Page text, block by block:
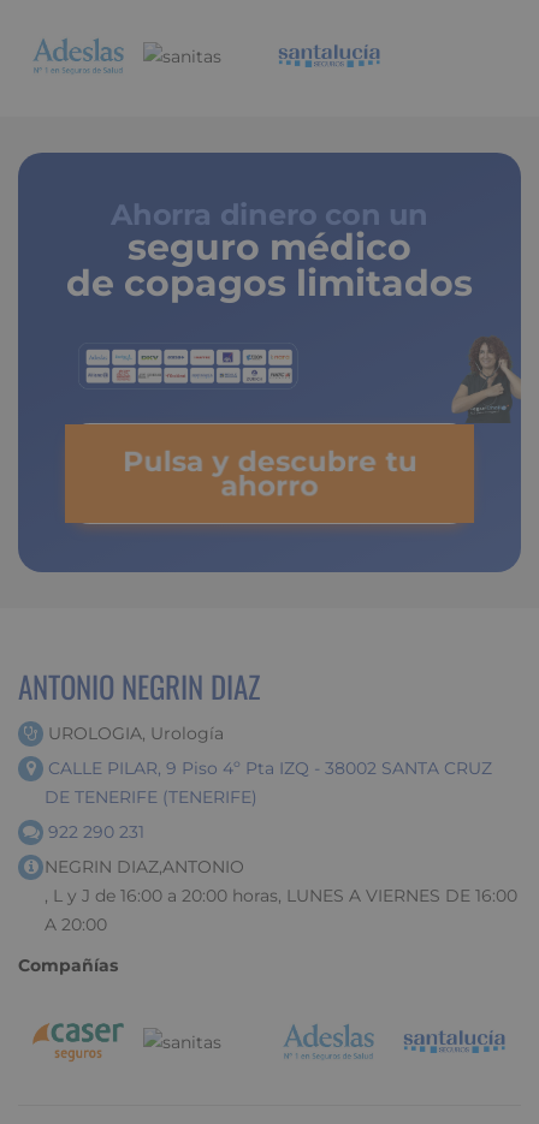
Ahorra dinero con un
seguro médico
de copagos limitados
Pulsa y descubre tu
ahorro
ANTONIO NEGRIN DIAZ
UROLOGIA, Urología
CALLE PILAR, 9 Piso 4º Pta IZQ - 38002 SANTA CRUZ
DE TENERIFE (TENERIFE)
922 290 231
NEGRIN DIAZ,ANTONIO
, L y J de 16:00 a 20:00 horas, LUNES A VIERNES DE 16:00
A 20:00
Compañías